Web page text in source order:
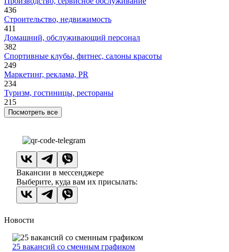
436
Строительство, недвижимость
411
Домашний, обслуживающий персонал
382
Спортивные клубы, фитнес, салоны красоты
249
Маркетинг, реклама, PR
234
Туризм, гостиницы, рестораны
215
Посмотреть все
Вакансии в мессенджере
Выберите, куда вам их присылать:
Новости
25 вакансий со сменным графиком